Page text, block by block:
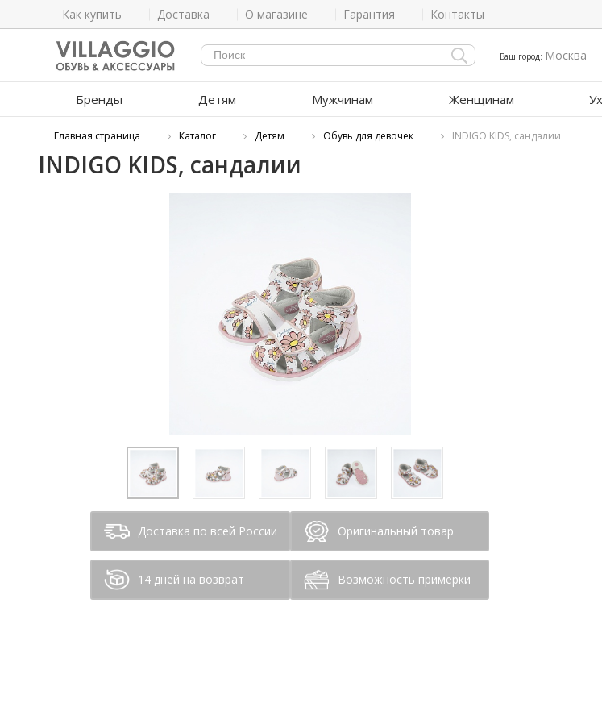
Как купить Доставка О магазине Гарантия Контакты
Ваш город: Москва
Бренды Детям Мужчинам Женщинам
Главная страница Каталог Детям Обувь для девочек INDIGO KIDS, сандалии
INDIGO KIDS, сандалии
Доставка по всей России Оригинальный товар
14 дней на возврат Возможность примерки